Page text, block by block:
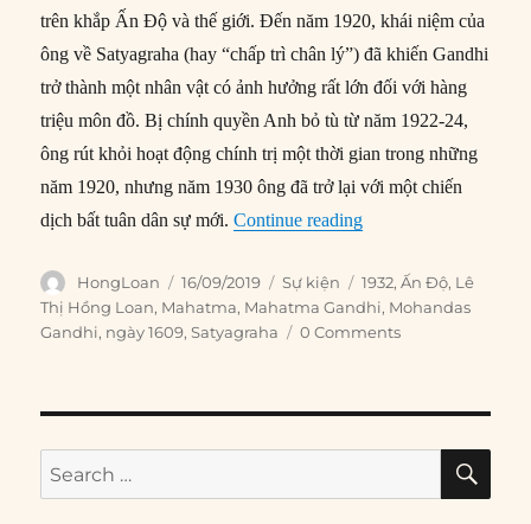
trên khắp Ấn Độ và thế giới. Đến năm 1920, khái niệm của
ông về Satyagraha (hay “chấp trì chân lý”) đã khiến Gandhi
trở thành một nhân vật có ảnh hưởng rất lớn đối với hàng
triệu môn đồ. Bị chính quyền Anh bỏ tù từ năm 1922-24,
ông rút khỏi hoạt động chính trị một thời gian trong những
năm 1920, nhưng năm 1930 ông đã trở lại với một chiến
dịch bất tuân dân sự mới.Continue reading“16/09/1932: Gandhi
Author
HongLoan
Posted
on
16/09/2019 Categories
Sự kiện Tags
1932,Ấn Độ, Lê
Thị Hồng Loan, Mahatma, Mahatma Gandhi, Mohandas
Gandhi, ngày 1609,Satyagraha 0 Comments
Search
for: